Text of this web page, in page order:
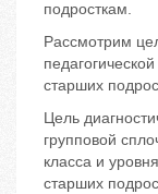
подросткам.
Рассмотрим
старших
Цель
групповой
класса и
старших